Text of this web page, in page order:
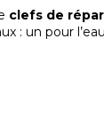
clefs de
: un pour